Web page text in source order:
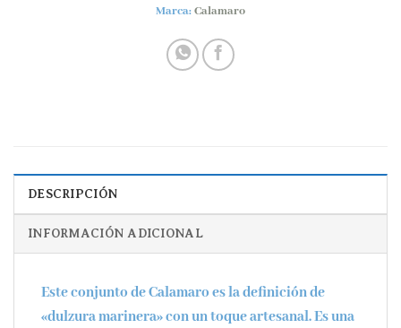
Marca:Calamaro
DESCRIPCIÓN
INFORMACIÓN ADICIONAL
Este conjunto deCalamaroes la definición de
«dulzura marinera» con un toque artesanal. Es una